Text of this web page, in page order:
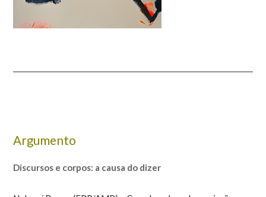
Argumento
Discursos e corpos: a causa do dizer